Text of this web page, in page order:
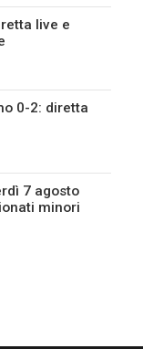
live e
0-2: diretta
7 agosto
minori